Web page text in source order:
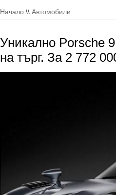
Начало \\ Автомобили
Уникално Porsche
на търг. За 2 772